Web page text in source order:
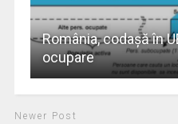
România, codașă în
ocupare
Newer Post